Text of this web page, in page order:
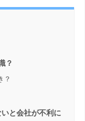
？
？
と会社が不利に